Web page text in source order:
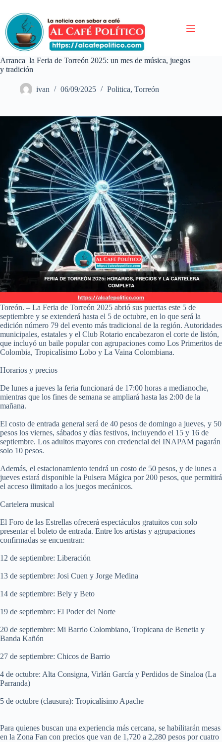
contenido
Arranca la Feria de Torreón 2025: un mes de música, juegos
y tradición
ivan 06/09/2025 Politica, Torreón
Toreón. – La Feria de Torreón 2025 abrió sus puertas este 5 de
septiembre y se extenderá hasta el 5 de octubre, en lo que será la
edición número 79 del evento más tradicional de la región. Autoridades
municipales, estatales y el Club Rotario encabezaron el corte de listón,
que incluyó un baile popular con agrupaciones como Los Primeritos de
Colombia, Tropicalísimo Lobo y La Vaina Colombiana.
Horarios y precios
De lunes a jueves la feria funcionará de 17:00 horas a medianoche,
mientras que los fines de semana se ampliará hasta las 2:00 de la
mañana.
El costo de entrada general será de 40 pesos de domingo a jueves, y 50
pesos los viernes, sábados y días festivos, incluyendo el 15 y 16 de
septiembre. Los adultos mayores con credencial del INAPAM pagarán
solo 10 pesos.
Además, el estacionamiento tendrá un costo de 50 pesos, y de lunes a
jueves estará disponible la Pulsera Mágica por 200 pesos, que permitirá
el acceso ilimitado a los juegos mecánicos.
Cartelera musical
El Foro de las Estrellas ofrecerá espectáculos gratuitos con solo
presentar el boleto de entrada. Entre los artistas y agrupaciones
confirmadas se encuentran:
12 de septiembre: Liberación
13 de septiembre: Josi Cuen y Jorge Medina
14 de septiembre: Bely y Beto
19 de septiembre: El Poder del Norte
20 de septiembre: Mi Barrio Colombiano, Tropicana de Benetia y
Banda Kañón
27 de septiembre: Chicos de Barrio
4 de octubre: Alta Consigna, Virlán García y Perdidos de Sinaloa (La
Parranda)
5 de octubre (clausura): Tropicalísimo Apache
Para quienes buscan una experiencia más cercana, se habilitarán mesas
en la Zona Fan con precios que van de 1,720 a 2,280 pesos por cuatro